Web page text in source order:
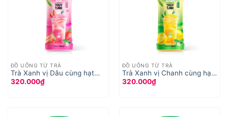
ĐỒ UỐNG TỪ TRÀ
Trà Xanh vị Dâu cùng hạt
Thuỷ Tinh , hạt nổ dâu
320.000₫
ĐỒ UỐNG TỪ TRÀ
Trà Xanh vị Chanh cùng hạt
Thuỷ Tinh , hạt nổ trái cây
320.000₫